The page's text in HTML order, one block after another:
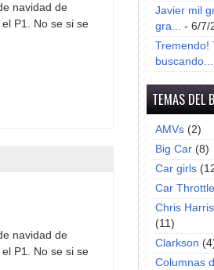
navidad de
P1. No se si se
navidad de
P1. No se si se
Javier mil
gra... - 6/7/
Tremendo!
buscando...
TEMAS DEL
AMVs (2)
Big Car (8)
Car girls
Car Throttle
Chris
(11)
Clarkson
Columnas